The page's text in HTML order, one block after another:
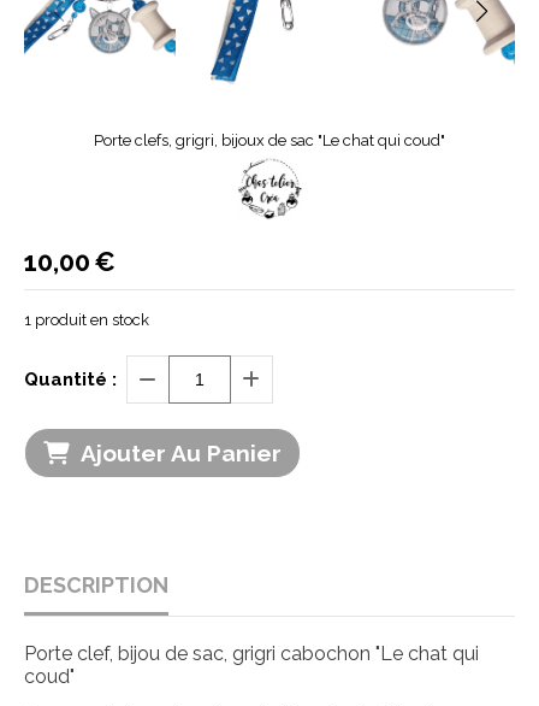
Porte clefs, grigri, bijoux de sac "Le chat qui coud"
10,00€
1 produit en stock
Quantité :
Ajouter Au Panier
DESCRIPTION
Porte clef, bijou de sac, grigri cabochon "Le chat qui
coud"